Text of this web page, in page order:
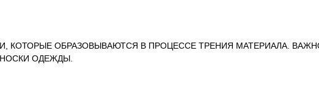
КОТОРЫЕ ОБРАЗОВЫВАЮТСЯ В ПРОЦЕССЕ ТРЕНИЯ МАТЕРИАЛА.
ОДЕЖДЫ.